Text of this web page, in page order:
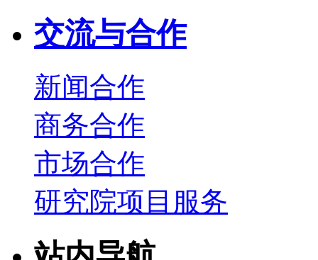
交流与合作
新闻合作
商务合作
市场合作
研究院项目服务